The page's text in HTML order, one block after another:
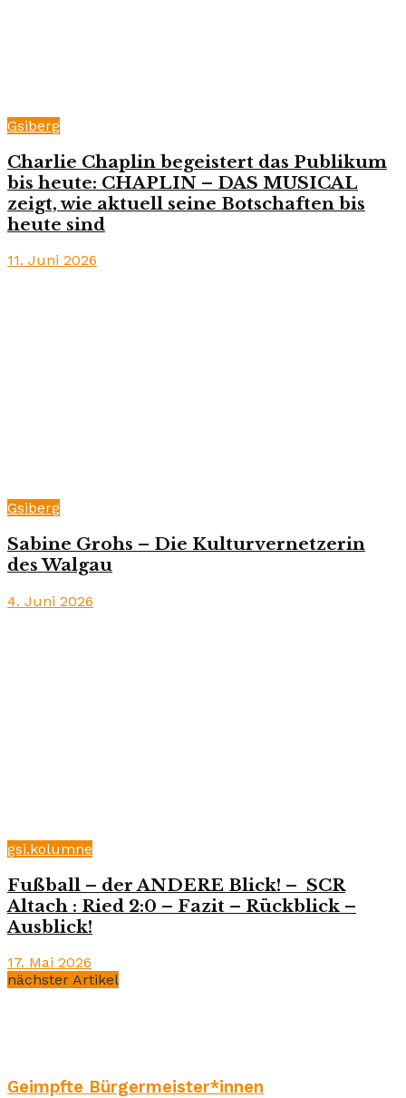
Gsiberg
Charlie Chaplin begeistert das Publikum
bis heute: CHAPLIN – DAS MUSICAL
zeigt, wie aktuell seine Botschaften bis
heute sind
11. Juni 2026
Gsiberg
Sabine Grohs – Die Kulturvernetzerin
des Walgau
4. Juni 2026
gsi.kolumne
Fußball – der ANDERE Blick! – SCR
Altach : Ried 2:0 – Fazit – Rückblick –
Ausblick!
17. Mai 2026
nächster Artikel
Geimpfte Bürgermeister*innen